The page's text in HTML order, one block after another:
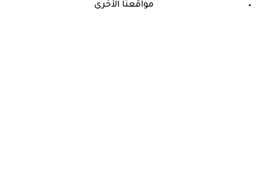
مواقعنا الأخرى